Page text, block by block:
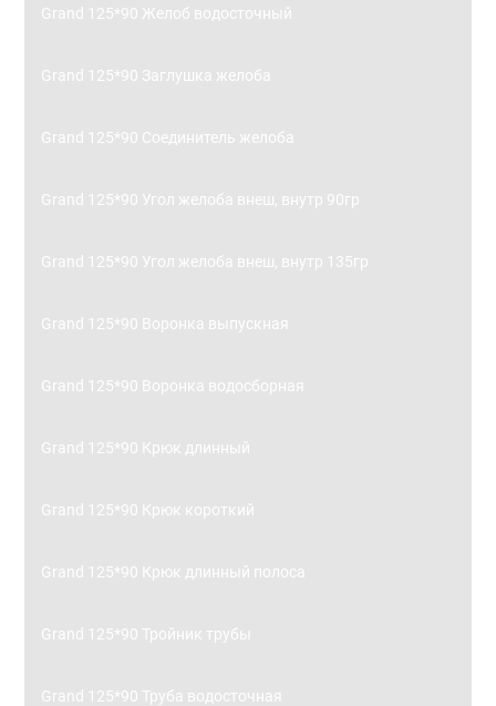
Grand 125*90 Желоб водосточный
Grand 125*90 Заглушка желоба
Grand 125*90 Соединитель желоба
Grand 125*90 Угол желоба внеш, внутр 90гр
Grand 125*90 Угол желоба внеш, внутр 135гр
Grand 125*90 Воронка выпускная
Grand 125*90 Воронка водосборная
Grand 125*90 Крюк длинный
Grand 125*90 Крюк короткий
Grand 125*90 Крюк длинный полоса
Grand 125*90 Тройник трубы
Grand 125*90 Труба водосточная